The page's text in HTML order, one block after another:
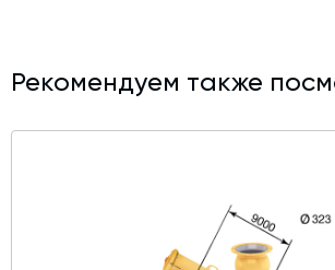
Рекомендуем также